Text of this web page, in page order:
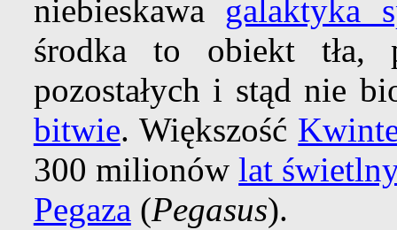
niebieskawa galaktyka
środka to obiekt tła,
pozostałych i stąd nie
bitwie. Większość
300 milionówlat
Pegaza (Pegasus).